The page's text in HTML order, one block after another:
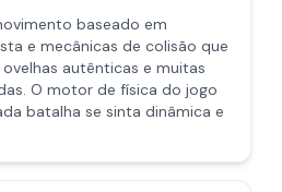
baseado em
e mecânicas de colisão que
autênticas e muitas
O motor de física do jogo
batalha se sinta dinâmica e